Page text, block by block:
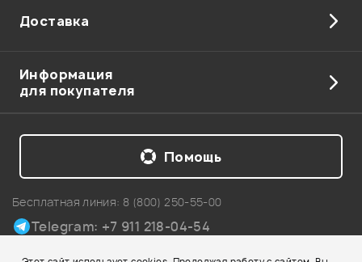
Доставка
Информация
для покупателя
Бесплатная линия: 8 (800) 250-55-00
Telegram: +7 911 218-04-54
Помощь